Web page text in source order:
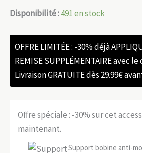
Disponibilité :491 en stock
OFFRE LIMITÉE : -30% déjà
REMISE SUPPLÉMENTAIRE avec le
Livraison GRATUITE dès 29.99€
Offre spéciale : -30% sur cet
maintenant.
Support bobine anti-